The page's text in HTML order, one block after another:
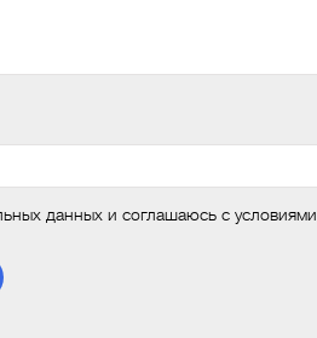
данных и соглашаюсь с условиями